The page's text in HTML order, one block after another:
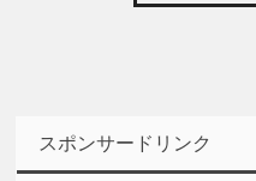
スポンサードリンク